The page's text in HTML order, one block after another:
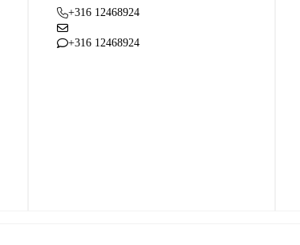
+316 12468924
+316 12468924